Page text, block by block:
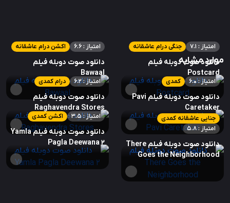
موارد مشابه
جنگی درام عاشقانه امتیاز : 7.1
دانلود صوت دوبله فیلم
Postcard
اکشن درام عاشقانه امتیاز : 6.6
دانلود صوت دوبله فیلم
Bawaal
کمدی امتیاز : 6.0
دانلود صوت دوبله فیلم Pavi
Caretaker
درام کمدی امتیاز : 6.2
دانلود صوت دوبله فیلم
Raghavendra Stores
جنایی عاشقانه کمدی
امتیاز : 5.8
دانلود صوت دوبله فیلم There
Goes the Neighborhood
اکشن کمدی امتیاز : 3.5
دانلود صوت دوبله فیلم Yamla
Pagla Deewana 2